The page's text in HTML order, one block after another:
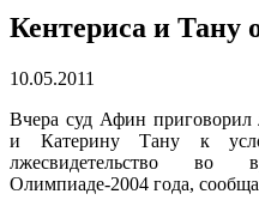
Кентериса и Тану
10.05.2011
Вчера суд Афин приговорил
и Катерину Тану к
лжесвидетельство во
Олимпиаде-2004 года,